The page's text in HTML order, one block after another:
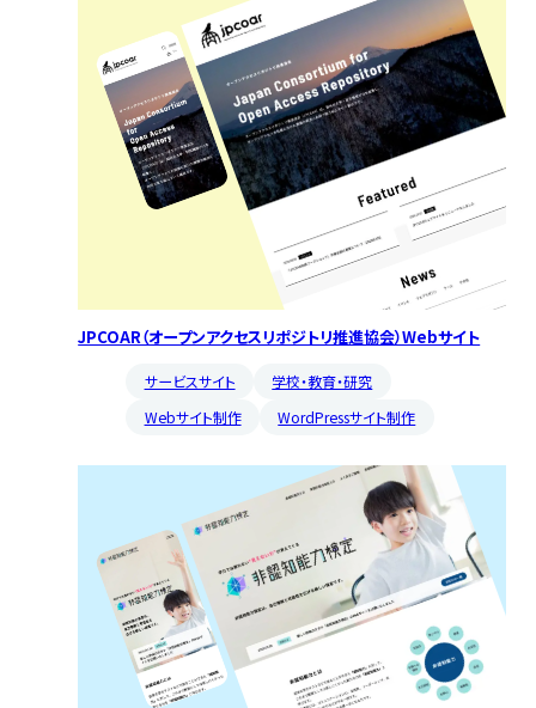
JPCOAR（オープンアクセスリポジトリ推進協会）Webサイト
サービスサイト
学校・教育・研究
Webサイト制作
WordPressサイト制作